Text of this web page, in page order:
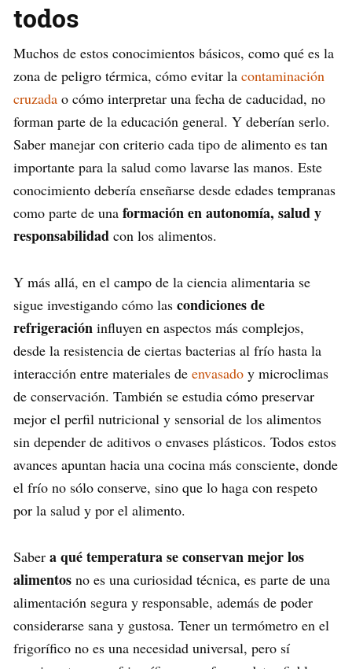
todos
Muchos de estos conocimientos básicos, como qué es la
zona de peligro térmica, cómo evitar la contaminación
cruzada o cómo interpretar una fecha de caducidad, no
forman parte de la educación general. Y deberían serlo.
Saber manejar con criterio cada tipo de alimento es tan
importante para la salud como lavarse las manos. Este
conocimiento debería enseñarse desde edades tempranas
como parte de una formación en autonomía, salud y
responsabilidad con los alimentos.
Y más allá, en el campo de la ciencia alimentaria se
sigue investigando cómo las condiciones de
refrigeración influyen en aspectos más complejos,
desde la resistencia de ciertas bacterias al frío hasta la
interacción entre materiales de envasado y microclimas
de conservación. También se estudia cómo preservar
mejor el perfil nutricional y sensorial de los alimentos
sin depender de aditivos o envases plásticos. Todos estos
avances apuntan hacia una cocina más consciente, donde
el frío no sólo conserve, sino que lo haga con respeto
por la salud y por el alimento.
Saber a qué temperatura se conservan mejor los
alimentos no es una curiosidad técnica, es parte de una
alimentación segura y responsable, además de poder
considerarse sana y gustosa. Tener un termómetro en el
frigorífico no es una necesidad universal, pero sí